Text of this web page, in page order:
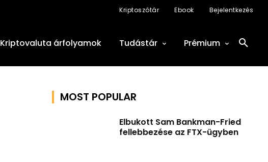
Kriptoszótár Ebook Bejelentkezés
Kriptovaluta árfolyamok Tudástár Prémium
MOST POPULAR
Elbukott Sam Bankman-Fried
fellebbezése az FTX-ügyben